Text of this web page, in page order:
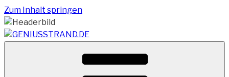
Zum Inhalt springen
GENIUSSTRAND.DE
Vom Geniusstrand zum JadeWeserPort/Container
Terminal Wilhelmshaven